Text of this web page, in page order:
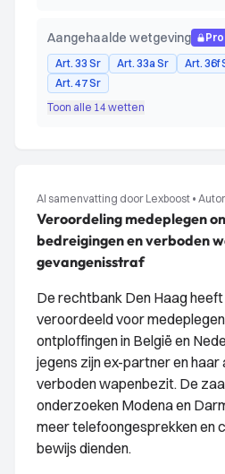
Aangehaalde wetgeving
Pro
Art. 33 Sr
Art. 33a Sr Art. 36f
Art. 47 Sr
Toon alle 14 wetten
AI samenvatting door Lexboost •
Veroordeling medeplegen
bedreigingen en verboden
gevangenisstraf
De rechtbank Den Haag
veroordeeld voor
ontploffingen in België en
jegens zijn ex-partner en haar
verboden wapenbezit. De
onderzoeken Modena en
meer telefoongesprekken en
bewijs dienden.